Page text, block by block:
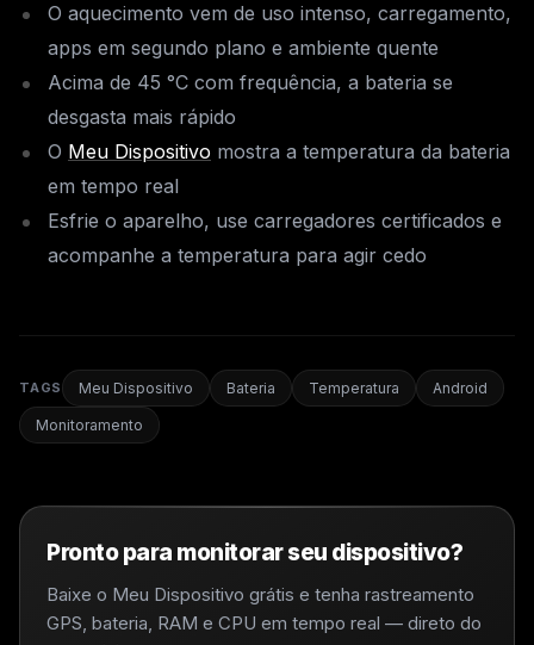
O aquecimento vem de uso intenso, carregamento,
apps em segundo plano e ambiente quente
Acima de 45 °C com frequência, a bateria se
desgasta mais rápido
O Meu Dispositivo mostra a temperatura da bateria
em tempo real
Esfrie o aparelho, use carregadores certificados e
acompanhe a temperatura para agir cedo
TAGS Meu Dispositivo Bateria Temperatura Android
Monitoramento
Pronto para monitorar seu dispositivo?
Baixe o Meu Dispositivo grátis e tenha rastreamento
GPS, bateria, RAM e CPU em tempo real — direto do